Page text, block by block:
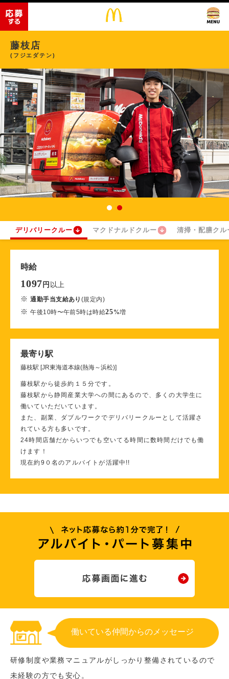
藤枝店
(フジエダテン)
デリバリークルー マクドナルドクルー 清掃・配膳クル
時給
1097 円 以上
※通勤手当支給あり (規定内)
※午後10時〜午前5時は時給25%増
最寄り駅
藤枝駅 [JR東海道本線(熱海～浜松)]
藤枝駅から徒歩約１５分です。
藤枝駅から静岡産業大学への間にあるので、多くの大学生に
働いていただいています。
また、副業、ダブルワークでデリバリークルーとして活躍さ
れている方も多いです。
24時間店舗だからいつでも空いてる時間に数時間だけでも働
けます！
現在約9０名のアルバイトが活躍中!!
働いている仲間からのメッセージ
研修制度や業務マニュアルがしっかり整備されているので
未経験の方でも安心。